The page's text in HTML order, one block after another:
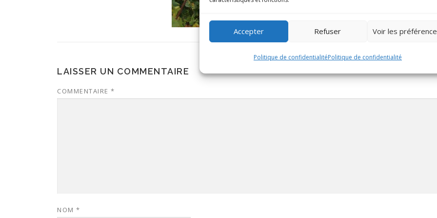
Accepter Refuser Voir les
Politique de confidentialitéPolitique de confidentialité
LAISSER UN COMMENTAIRE
COMMENTAIRE *
NOM *